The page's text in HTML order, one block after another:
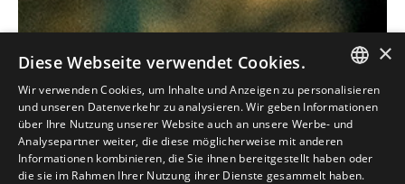
ITALIAN
ENGLISH
SPANISH
×
Diese Webseite verwendet Cookies.
Wir verwenden Cookies, um Inhalte und Anzeigen zu personalisieren
und unseren Datenverkehr zu analysieren. Wir geben Informationen
über Ihre Nutzung unserer Website auch an unsere Werbe- und
Analysepartner weiter, die diese möglicherweise mit anderen
Informationen kombinieren, die Sie ihnen bereitgestellt haben oder
die sie im Rahmen Ihrer Nutzung ihrer Dienste gesammelt haben.